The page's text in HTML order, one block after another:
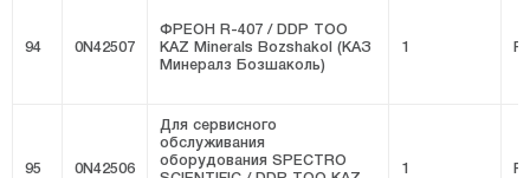
94 0N42507
ФРЕОН R-407 / DDP ТОО
KAZ Minerals Bozshakol (КАЗ
Минералз Бозшаколь)
1
95 0N42506
Для сервисного
обслуживания
оборудования SPECTRO
1